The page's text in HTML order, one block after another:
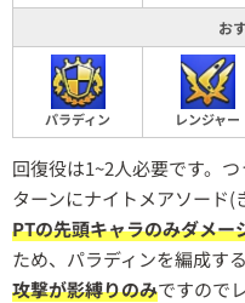
お
パラディン レンジャー
回復役は1~2人必要です。
ターンにナイトメアソード
PTの先頭キャラのみダメー
ため、パラディンを編成す
攻撃が影縛りのみですので